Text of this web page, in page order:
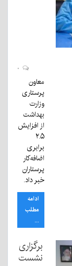
معاون
پرستاری
وزارت
بهداشت
از افزایش
۲.۵
برابری
اضافه‌کار
پرستاران
خبر داد.
ادامه
مطلب
...
برگزاری
نشست